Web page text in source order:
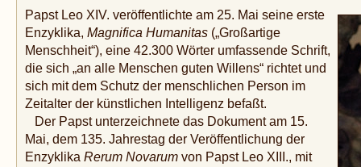
Papst Leo XIV. veröffentlichte am 25. Mai seine erste
Enzyklika, Magnifica Humanitas („Großartige
Menschheit“), eine 42.300 Wörter umfassende Schrift,
die sich „an alle Menschen guten Willens“ richtet und
sich mit dem Schutz der menschlichen Person im
Zeitalter der künstlichen Intelligenz befaßt.
Der Papst unterzeichnete das Dokument am 15.
Mai, dem 135. Jahrestag der Veröffentlichung der
Enzyklika Rerum Novarum von Papst Leo XIII., mit